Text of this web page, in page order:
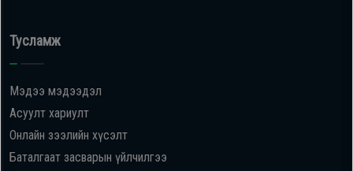
Тусламж
Мэдээ мэдээдэл
Асуулт хариулт
Онлайн зээлийн хүсэлт
Баталгаат засварын үйлчилгээ